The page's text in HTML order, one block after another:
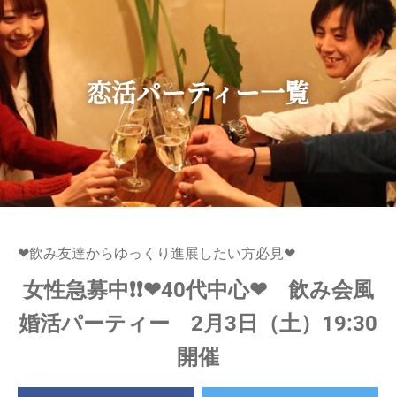
恋活パーティー一覧
❤飲み友達からゆっくり進展したい方必見❤
女性急募中❗❗❤40代中心❤ 飲み会風
婚活パーティー 2月3日（土）19:30
開催